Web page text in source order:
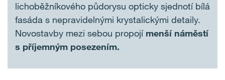
lichoběžníkového půdorysu opticky sjednotí bílá
fasáda s nepravidelnými krystalickými detaily.
Novostavby mezi sebou propojí menší náměstí
s příjemným posezením.